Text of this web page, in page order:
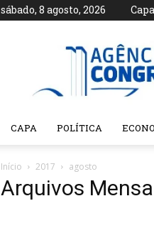
sábado, 8 agosto, 2026 Capa
Agência
CAPA POLÍTICA
Início 2017 agosto
Arquivos